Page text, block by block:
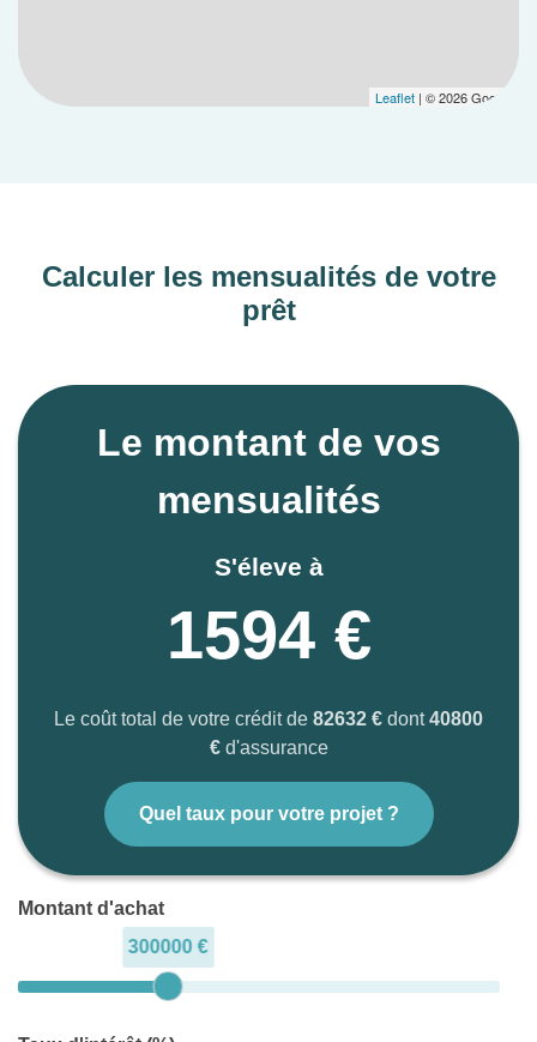
Leaflet | © 2026 Google
Calculer les mensualités de votre
prêt
Le montant de vos
mensualités
S'éleve à
1594 €
Le coût total de votre crédit de 82632 € dont40800
€d'assurance
Quel taux pour votre projet ?
Montant d'achat
300000 €